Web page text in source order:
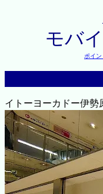
モバ
ポイン
イトーヨーカドー伊勢